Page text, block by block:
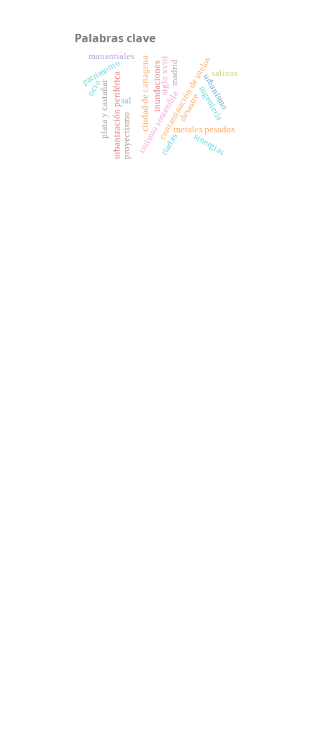
Palabras clave
urbanización periférica
patrimonio
turismo sostenible
contaminación de suelos
metales pesados
ciudad de cartagena ingeniería
proyectismo
desastre
inundaciones
riadas
siglo xviii
plata y castañar
madrid urbanismo
sinergias
ocio
manantiales
salinas
sal